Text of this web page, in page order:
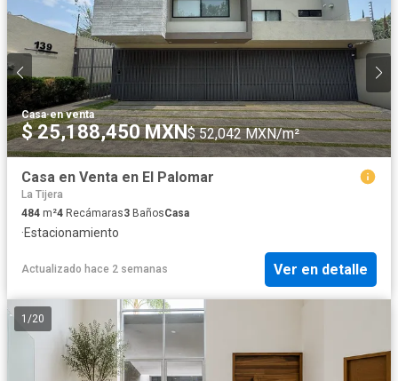
Casa·en venta
$ 25,188,450 MXN$ 52,042 MXN/m²
Casa en Venta en El Palomar
La Tijera
484 m²4 Recámaras3 BañosCasa
·Estacionamiento
Actualizado hace 2 semanas Ver en detalle
1 /20